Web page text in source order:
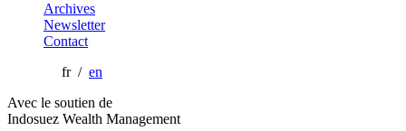
Archives
Newsletter
Contact
fr / en
Avec le soutien de
Indosuez Wealth Management